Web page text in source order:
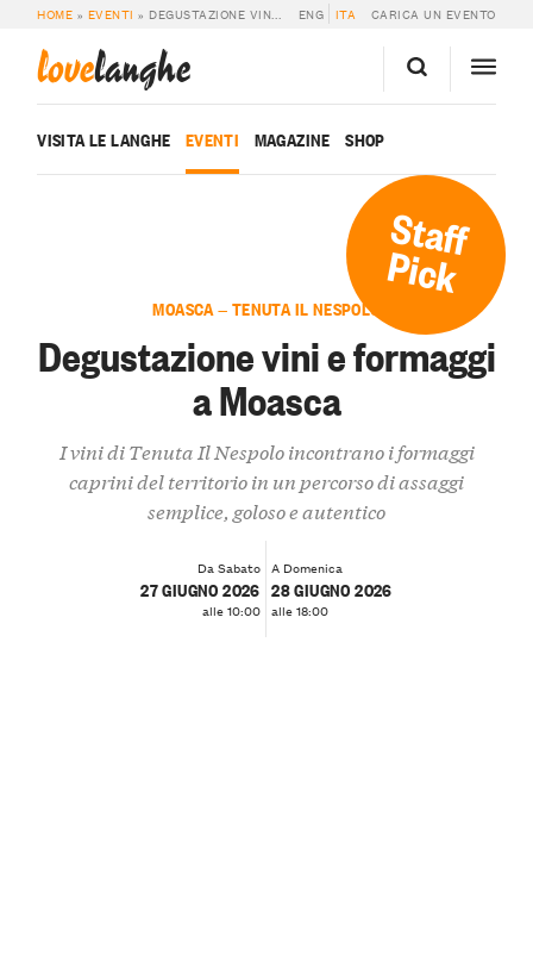
HOME » EVENTI » DEGUSTAZIONE VINI E FORMAGGI A MOASCA ENG ITA CARICA UN EVENTO
lovelanghe
VISITA LE LANGHE EVENTI MAGAZINE SHOP
Staff
Pick
MOASCA — TENUTA IL NESPOLO
Degustazione vini e formaggi
a Moasca
I vini di Tenuta Il Nespolo incontrano i formaggi
caprini del territorio in un percorso di assaggi
semplice, goloso e autentico
Da Sabato
27 GIUGNO 2026
alle 10:00
A Domenica
28 GIUGNO 2026
alle 18:00